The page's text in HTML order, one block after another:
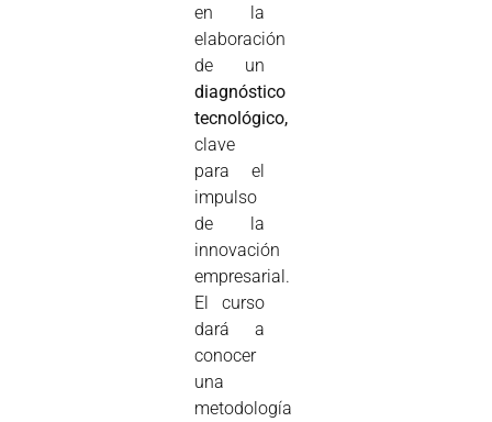
en la
elaboración
de un
diagnóstico
tecnológico,
clave
para el
impulso
de la
innovación
empresarial.
El curso
dará a
conocer
una
metodología